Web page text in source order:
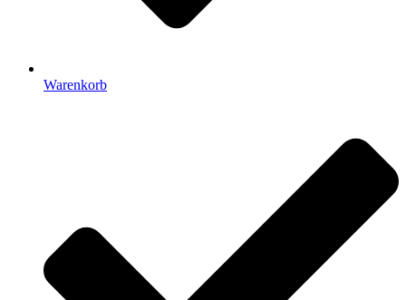
Warenkorb